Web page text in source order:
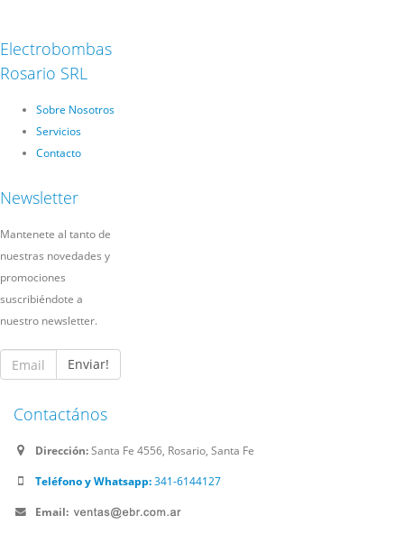
Electrobombas
Rosario SRL
Sobre Nosotros
Servicios
Contacto
Newsletter
Mantenete al tanto de
nuestras novedades y
promociones
suscribiéndote a
nuestro newsletter.
Enviar!
Contactános
Dirección:Santa Fe 4556, Rosario, Santa Fe
Teléfono y Whatsapp:341-6144127
Email: